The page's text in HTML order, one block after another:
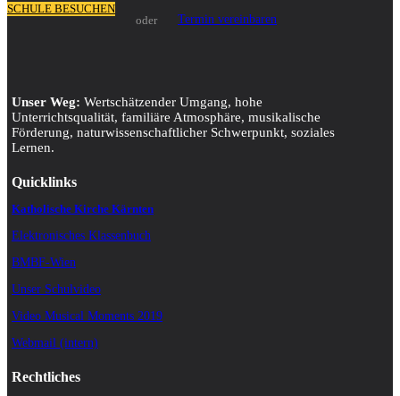
SCHULE BESUCHEN
oder
Termin vereinbaren
Unser Weg: Wertschätzender Umgang, hohe
Unterrichtsqualität, familiäre Atmosphäre, musikalische
Förderung, naturwissenschaftlicher Schwerpunkt, soziales
Lernen.
Quicklinks
Katholische Kirche Kärnten
Elektronisches Klassenbuch
BMBF-Wien
Unser Schulvideo
Video Musical Moments 2019
Webmail (intern)
Rechtliches